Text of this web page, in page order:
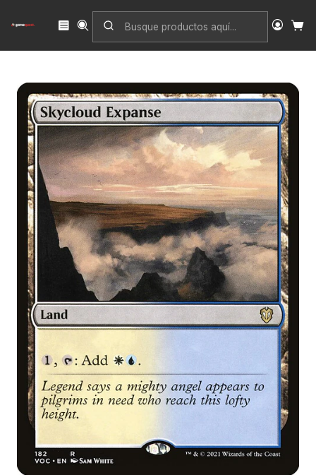
Inicio Singles
Crimson Vow Commander
Skycloud Expanse | Español | NM | VOC